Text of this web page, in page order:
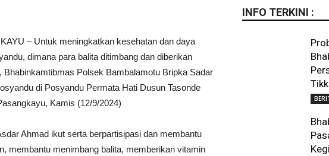
– Untuk meningkatkan kesehatan dan daya
dimana para balita ditimbang dan diberikan
Polsek Bambalamotu Bripka Sadar
di Posyandu Permata Hati Dusun Tasonde
Kamis (12/9/2024)
Ahmad ikut serta berpartisipasi dan membantu
membantu menimbang balita, memberikan vitamin
INFO TERKINI :